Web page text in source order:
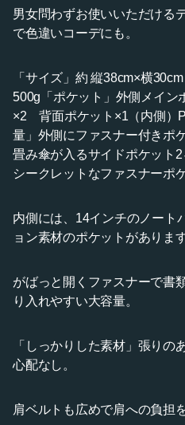
男女問わずお使いいただける
で色違いコーデにも。
「サイズ」約 縦38cm×横
500g「ポケット」外側メイ
×2 背面ポケット×1（内側）
量」外側にファスナー付きポ
畳み傘が入るサイドポケット
シークレットなファスナーポ
内側には、14インチのノート
ョン素材のポケットがあります
がばっと開くファスナーで書
り入れやすい大容量。
「しっかりした素材」張りの
心配なし。
肩ベルトも広めで肩への負担